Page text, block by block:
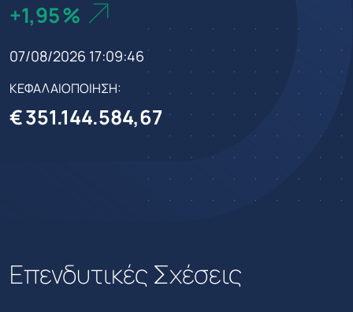
1,95%
07/08/2026 17:09:46
ΚΕΦΑΛΑΙΟΠΟΙΗΣΗ:
€351.144.584,67
Επενδυτικές Σχέσεις